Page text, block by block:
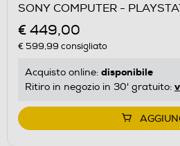
SONY COMPUTER -
€ 449,00
€ 599,99 consigliato
Acquisto online: disponibile
Ritiro in negozio in 30' gratuito: